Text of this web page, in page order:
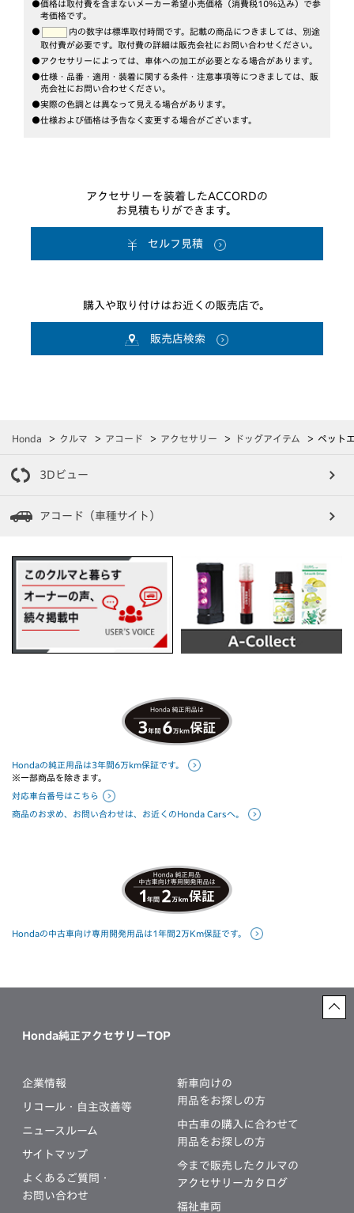
●価格は取付費を含まないメーカー希望小売価格（消費税10％込み）で参
考価格です。
●
内の数字は標準取付時間です。記載の商品につきましては、別途
取付費が必要です。 取付費の詳細は販売会社にお問い合わせください。
●アクセサリーによっては、車体への加工が必要となる場合があります。
●仕様・品番・適用・装着に関する条件・注意事項等につきましては、販
売会社にお問い合わせください。
●実際の色調とは異なって見える場合があります。
●仕様および価格は予告なく変更する場合がございます。
アクセサリーを装着したACCORDの
お見積もりができます。
セルフ見積
購入や取り付けはお近くの販売店で。
販売店検索
Honda クルマ アコード アクセサリー ドッグアイテム ペット
3Dビュー
アコード（車種サイト）
Hondaの純正用品は3年間6万km保証です。
※一部商品を除きます。
対応車台番号はこちら
商品のお求め、お問い合わせは、お近くのHonda Carsへ。
Hondaの中古車向け専用開発用品は1年間2万Km保証です。
Honda純正アクセサリーTOP
企業情報
リコール・自主改善等
ニュースルーム
サイトマップ
よくあるご質問・
お問い合わせ
新車向けの
用品をお探しの方
中古車の購入に合わせて
用品をお探しの方
今まで販売したクルマの
アクセサリーカタログ
福祉車両